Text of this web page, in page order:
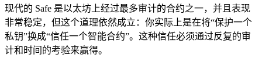
现代的 Safe 是以太坊上经过最多审计的合约之一，并且表现
非常稳定，但这个道理依然成立：你实际上是在将“保护一个
私钥”换成“信任一个智能合约”。这种信任必须通过反复的审
计和时间的考验来赢得。